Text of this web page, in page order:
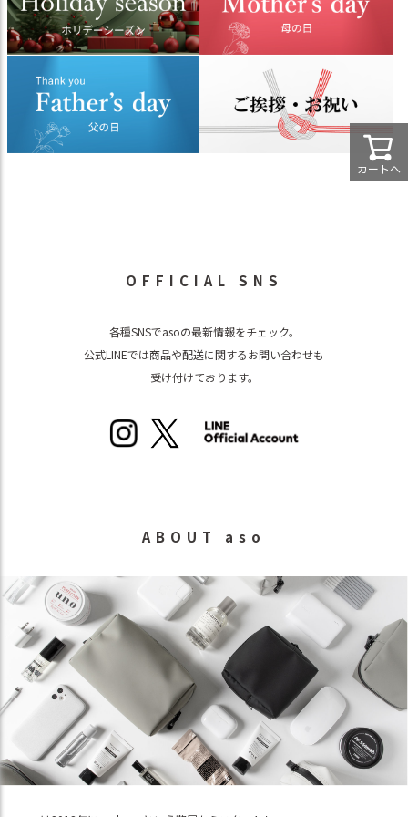
カートへ
OFFICIAL SNS
各種SNSでasoの最新情報をチェック。
公式LINEでは商品や配送に関するお問い合わせも
受け付けております。
ABOUT aso